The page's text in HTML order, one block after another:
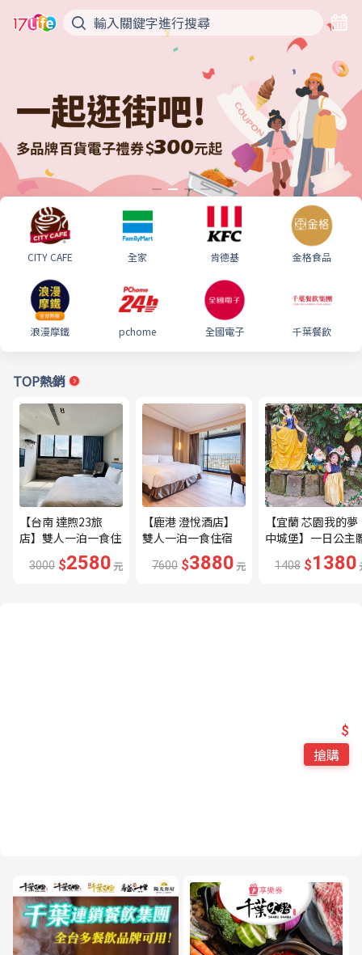
CITY CAFE 全家 肯德基 金格食品
浪漫摩鐵 pchome 全國電子 千葉餐飲
TOP熱銷
【台南 達煦23旅
店】雙人一泊一食住
宿券---🔥近海安路
商圈🔥
3000 $2580元
【鹿港 澄悅酒店】
雙人一泊一食住宿
券---🔥平日限量升
等家庭房、贈兩小🔥
7600 $3880元
【宜蘭 芯園我的夢
中城堡】一日公主
驗券---🔥含歐式下
午茶及換裝🔥
1408 $1380
$
搶購